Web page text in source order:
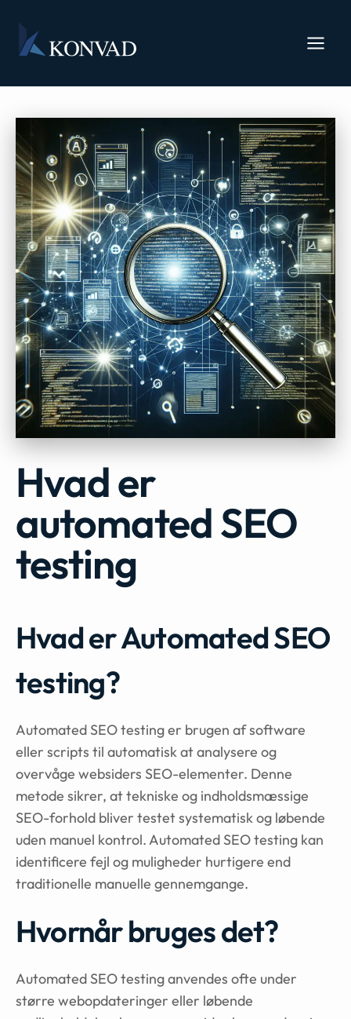
Hvad er
automated SEO
testing
Hvad er Automated SEO
testing?
Automated SEO testing er brugen af software
eller scripts til automatisk at analysere og
overvåge websiders SEO-elementer. Denne
metode sikrer, at tekniske og indholdsmæssige
SEO-forhold bliver testet systematisk og løbende
uden manuel kontrol. Automated SEO testing kan
identificere fejl og muligheder hurtigere end
traditionelle manuelle gennemgange.
Hvornår bruges det?
Automated SEO testing anvendes ofte under
større webopdateringer eller løbende